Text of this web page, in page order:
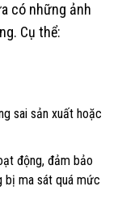
có những ảnh
Cụ thể:
sai sản xuất hoặc
động, đảm bảo
bị ma sát quá mức